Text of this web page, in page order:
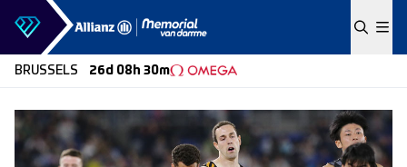
Skip to content
BRUSSELS 26d 08h 30m